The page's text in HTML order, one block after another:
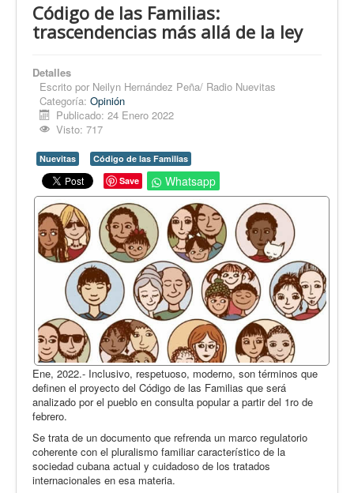
Nuevitas
Conozca Nuevitas
Fotorreportaje
Opinión
En audio
Medio Ambiente
Ciencia, tecnología y curiosidades
Francés
Inglés
Desempolvando la historia
Código de las Familias:
trascendencias más allá de la ley
Detalles
Escrito por Neilyn Hernández Peña/ Radio Nuevitas
Categoría: Opinión
Publicado: 24 Enero 2022
Visto: 717
Nuevitas
Código de las Familias
Save
Whatsapp
Ene, 2022.- Inclusivo, respetuoso, moderno, son términos que
definen el proyecto del Código de las Familias que será
analizado por el pueblo en consulta popular a partir del 1ro de
febrero.
Se trata de un documento que refrenda un marco regulatorio
coherente con el pluralismo familiar característico de la
sociedad cubana actual y cuidadoso de los tratados
internacionales en esa materia.